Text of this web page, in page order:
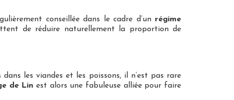
conseillée dans le cadre d’un régime
de réduire naturellement la proportion de
les viandes et les poissons, il n’est pas rare
de Lin est alors une fabuleuse alliée pour faire